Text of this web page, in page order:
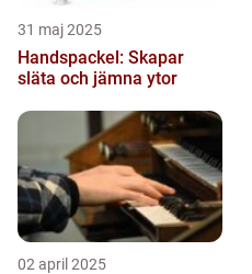
31 maj 2025
Handspackel: Skapar
släta och jämna ytor
02 april 2025